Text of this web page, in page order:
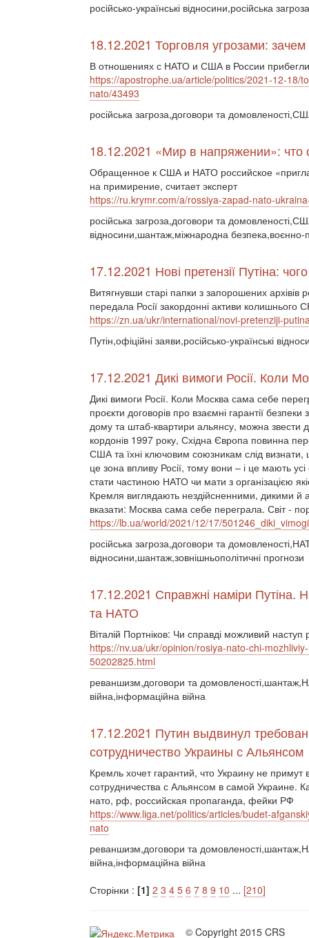
російсько-українські відносини,російська
18.12.2021 Торговля угрозами:
В отношениях с НАТО и США в России
https://apostrophe.ua/article/politics/2021-12-18/
nato/43493
російська загроза,договори та
18.12.2021 «Мир в напряжении»: что
Обращенное к США и НАТО российское
на примирение, считает эксперт
https://ru.krymr.com/a/rossiya-zapad-nato-
російська загроза,договори та
відносини,шантаж,міжнародна безпека,воєнно-
17.12.2021 Нові претензії Путіна:
Витягнувши старі папки з запорошених
передала Росії закордонні активи колишнього
https://zn.ua/ukr/international/novi-pretenziji-
Путін,офіційні заяви,російсько-українські
17.12.2021 Дикі вимоги Росії. Коли
Дикі вимоги Росії. Коли Москва сама себе
проєкти договорів про взаємні гарантії
дому та штаб-квартири альянсу, можна звести
кордонів 1997 року, Східна Європа повинна
США та їхні ключовим союзникам слід
це зона впливу Росії, тому вони – і це мають
стати частиною НАТО чи мати з організацією
Кремля виглядають нездійсненними, дикими й
вказати: Москва сама себе переграла. Світ -
https://lb.ua/world/2021/12/17/
російська загроза,договори та
відносини,шантаж,зовнішньополітичні прогнози
17.12.2021 Справжні наміри Путіна.
та НАТО
Віталій Портніков: Чи справді можливий наступ
https://nv.ua/ukr/opinion/rosiya-nato-chi-
50202825.html
реваншизм,договори та
війна,інформаційна війна
17.12.2021 Путин выдвинул
сотрудничество Украины с Альянсом
Кремль хочет гарантий, что Украину не
сотрудничества с Альянсом в самой Украине.
нато, рф, российская пропаганда, фейки РФ
https://www.liga.net/politics/articles/budet-
nato
реваншизм,договори та
війна,інформаційна війна
Сторінки : [1] 2 3 4 5 6 7 8 9 10 ... [210]
© Copyright 2015 CRS